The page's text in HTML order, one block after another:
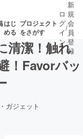
はじ
める
プロジェクト
をさがす
了が近いプ
ロ
グ
イ
ン
/
新
規
会
員
登
録
清潔！触れ
！Favorバッ
ガジェット